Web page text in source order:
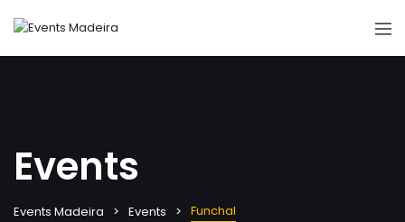
Events
Events Madeira Events Funchal